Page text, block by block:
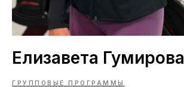
Елизавета Гумирова
ГРУППОВЫЕ ПРОГРАММЫ